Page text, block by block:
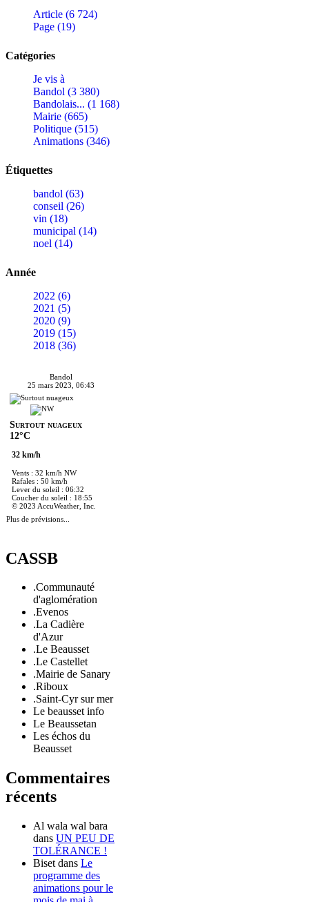
Article (6 724)
Page (19)
Catégories
Je vis à
Bandol (3 380)
Bandolais... (1 168)
Mairie (665)
Politique (515)
Animations (346)
Étiquettes
bandol (63)
conseil (26)
vin (18)
municipal (14)
noel (14)
Année
2022 (6)
2021 (5)
2020 (9)
2019 (15)
2018 (36)
Bandol
25 mars 2023, 06:43
Surtout nuageux
12°C
32 km/h
Vents : 32 km/h NW
Rafales : 50 km/h
Lever du soleil : 06:32
Coucher du soleil : 18:55
© 2023 AccuWeather, Inc.
Plus de prévisions...
CASSB
.Communauté
d'aglomération
.Evenos
.La Cadière
d'Azur
.Le Beausset
.Le Castellet
.Mairie de Sanary
.Riboux
.Saint-Cyr sur mer
Le beausset info
Le Beaussetan
Les échos du
Beausset
Commentaires
récents
Al wala wal bara
dans UN PEU DE
TOLÉRANCE !
Biset dans Le
programme des
animations pour le